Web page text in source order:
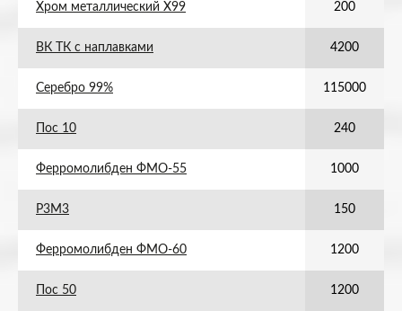
Хром металлический Х99 200
ВК ТК с наплавками 4200
Серебро 99% 115000
Пос 10 240
Ферромолибден ФМО-55 1000
Р3М3 150
Ферромолибден ФМО-60 1200
Пос 50 1200